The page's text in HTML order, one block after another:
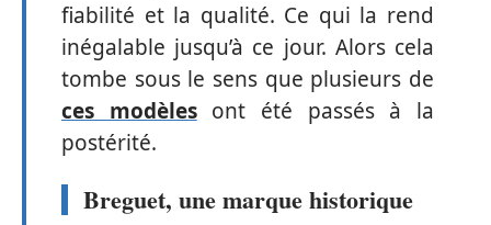
fiabilité et la qualité. Ce qui la rend
inégalable jusqu’à ce jour. Alors cela
tombe sous le sens que plusieurs de
ces modèlesont été passés à la
postérité.
Breguet, une marque historique